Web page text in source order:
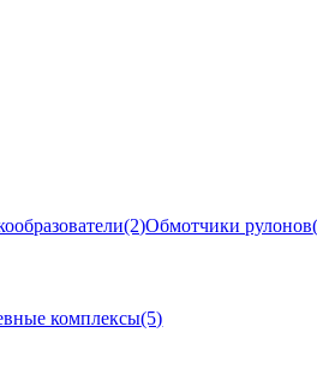
(2)Обмотчики рулонов
комплексы(5)